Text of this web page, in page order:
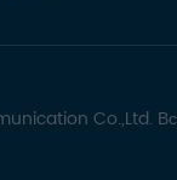
Co.,Ltd.